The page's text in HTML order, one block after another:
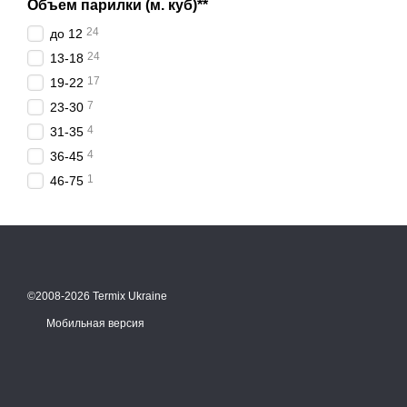
Объем парилки (м. куб)**
до 12 24
13-18 24
19-22 17
23-30 7
31-35 4
36-45 4
46-75 1
©2008-2026 Termix Ukraine
Мобильная версия